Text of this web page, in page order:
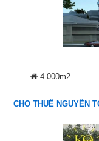
4.000m2
CHO THUÊ NGUYÊN